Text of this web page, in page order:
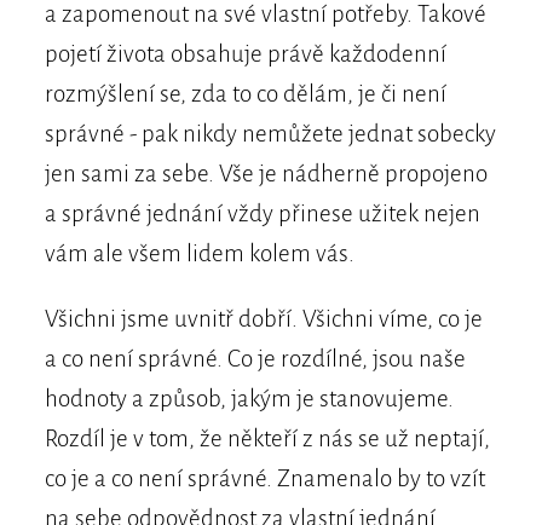
a zapomenout na své vlastní potřeby. Takové
pojetí života obsahuje právě každodenní
rozmýšlení se, zda to co dělám, je či není
správné - pak nikdy nemůžete jednat sobecky
jen sami za sebe. Vše je nádherně propojeno
a správné jednání vždy přinese užitek nejen
vám ale všem lidem kolem vás.
Všichni jsme uvnitř dobří. Všichni víme, co je
a co není správné. Co je rozdílné, jsou naše
hodnoty a způsob, jakým je stanovujeme.
Rozdíl je v tom, že někteří z nás se už neptají,
co je a co není správné. Znamenalo by to vzít
na sebe odpovědnost za vlastní jednání.